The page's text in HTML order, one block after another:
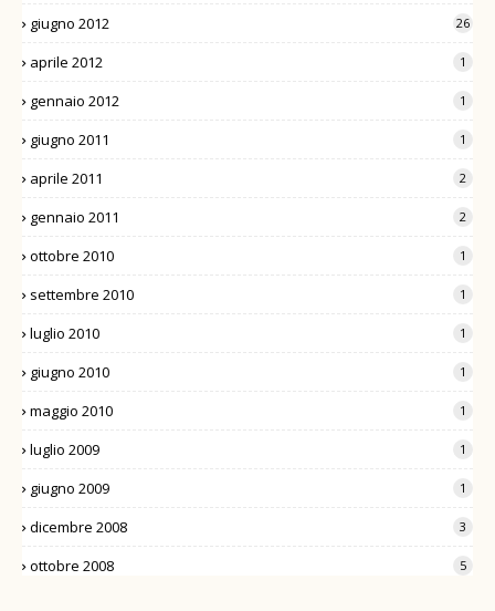
giugno 2012 26
aprile 2012 1
gennaio 2012 1
giugno 2011 1
aprile 2011 2
gennaio 2011 2
ottobre 2010 1
settembre 2010 1
luglio 2010 1
giugno 2010 1
maggio 2010 1
luglio 2009 1
giugno 2009 1
dicembre 2008 3
ottobre 2008 5